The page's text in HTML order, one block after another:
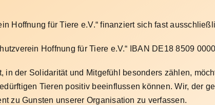
Hoffnung für Tiere e.V.“ finanziert sich fast
Hoffnung für Tiere e.V.“ IBAN DE18 8509
in der Solidarität und Mitgefühl besonders zählen,
Tieren positiv beeinflussen können. Wir, der
zu Gunsten unserer Organisation zu verfassen.